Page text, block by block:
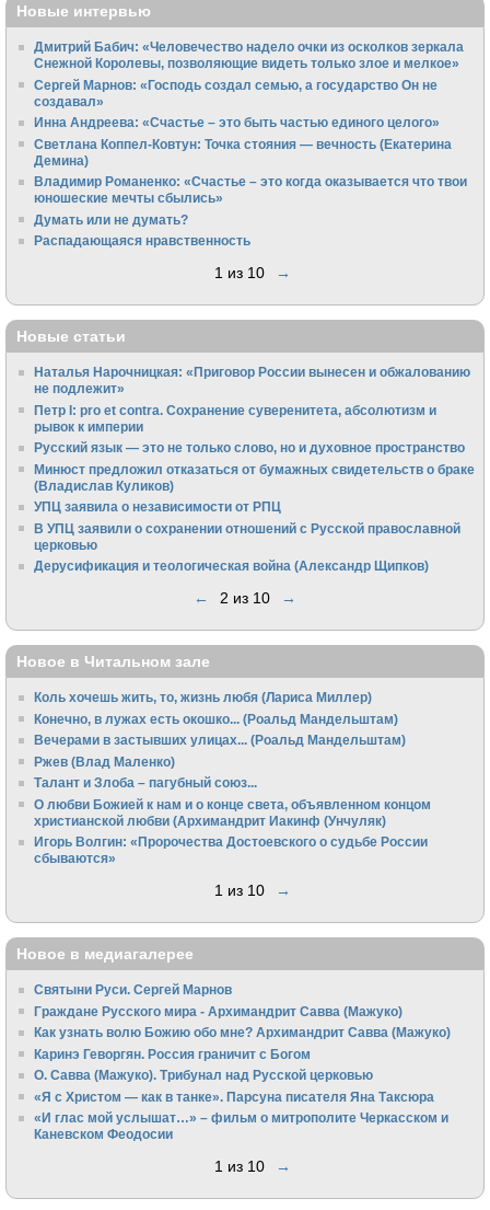
Новые интервью
Дмитрий Бабич: «Человечество надело очки из осколков зеркала
Снежной Королевы, позволяющие видеть только злое и мелкое»
Сергей Марнов: «Господь создал семью, а государство Он не
создавал»
Инна Андреева: «Счастье – это быть частью единого целого»
Светлана Коппел-Ковтун: Точка стояния — вечность (Екатерина
Демина)
Владимир Романенко: «Счастье – это когда оказывается что твои
юношеские мечты сбылись»
Думать или не думать?
Распадающаяся нравственность
1 из 10 →
Новые статьи
Наталья Нарочницкая: «Приговор России вынесен и обжалованию
не подлежит»
Петр I: pro et contra. Сохранение суверенитета, абсолютизм и
рывок к империи
Русский язык — это не только слово, но и духовное пространство
Минюст предложил отказаться от бумажных свидетельств о браке
(Владислав Куликов)
УПЦ заявила о независимости от РПЦ
В УПЦ заявили о сохранении отношений с Русской православной
церковью
Дерусификация и теологическая война (Александр Щипков)
← 2 из 10 →
Новое в Читальном зале
Коль хочешь жить, то, жизнь любя (Лариса Миллер)
Конечно, в лужах есть окошко... (Роальд Мандельштам)
Вечерами в застывших улицах... (Роальд Мандельштам)
Ржев (Влад Маленко)
Талант и Злоба – пагубный союз...
О любви Божией к нам и о конце света, объявленном концом
христианской любви (Архимандрит Иакинф (Унчуляк)
Игорь Волгин: «Пророчества Достоевского о судьбе России
сбываются»
1 из 10 →
Новое в медиагалерее
Святыни Руси. Сергей Марнов
Граждане Русского мира - Архимандрит Савва (Мажуко)
Как узнать волю Божию обо мне? Архимандрит Савва (Мажуко)
Каринэ Геворгян. Россия граничит с Богом
О. Савва (Мажуко). Трибунал над Русской церковью
«Я с Христом — как в танке». Парсуна писателя Яна Таксюра
«И глас мой услышат…» – фильм о митрополите Черкасском и
Каневском Феодосии
1 из 10 →